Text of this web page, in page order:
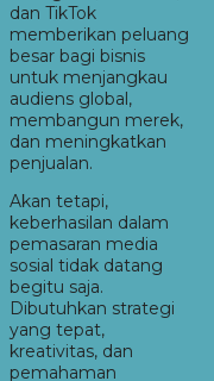
dan TikTok
memberikan peluang
besar bagi bisnis
untuk menjangkau
audiens global,
membangun merek,
dan meningkatkan
penjualan.
Akan tetapi,
keberhasilan dalam
pemasaran media
sosial tidak datang
begitu saja.
Dibutuhkan strategi
yang tepat,
kreativitas, dan
pemahaman